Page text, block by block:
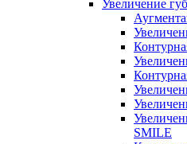
Увеличение губ
SMILE